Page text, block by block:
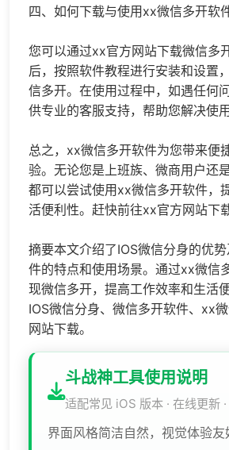
四、如何下载与使用xx微信多开软
您可以通过xx官方网站下载微信多
后，按照软件教程进行安装和设置
信多开。在使用过程中，如遇任何
供专业的客服支持，帮助您解决使
总之，xx微信多开软件为您带来便
验。无论您是上班族、微商用户还
都可以尝试使用xx微信多开软件，
活便利性。赶快前往xx官方网站下
摘要本文介绍了IOS微信分身的优
件的特点和使用场景。通过xx微信
现微信多开，提高工作效率和生活
IOS微信分身、微信多开软件、xx
网站下载。
斗战神工具使用说明
适配常见 iOS 版本 · 在线更新
界面风格简洁自然，视觉体验友